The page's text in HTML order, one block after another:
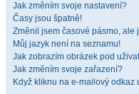
Jak změním svoje nastavení?
Časy jsou špatně!
Změnil jsem časové pásmo, ale
Můj jazyk není na seznamu!
Jak zobrazím obrázek pod
Jak změním svoje zařazení?
Když kliknu na e-mailový